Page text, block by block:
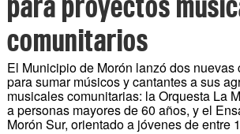
comunitarios
El Municipio de Morón lanzó dos nuevas
para sumar músicos y cantantes a sus
musicales comunitarias: la Orquesta La
a personas mayores de 60 años, y el
Morón Sur, orientado a jóvenes de entre